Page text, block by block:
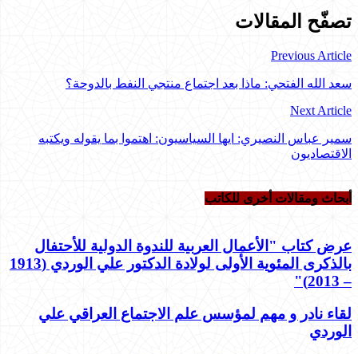
تصفّح المقالات
Previous Article
سعد الله الفتحي: ماذا بعد اجتماع منتجي النفط بالدوحة؟
Next Article
سمير عباس النصيري: ايها السياسيون: اهتموا بما يقوله ويكتبه
الاقتصاديون
أبحاث ومقالات أخرى للکاتب
عرض كتاب "الأعمال العربية للندوة الدولية للأحتفال
بالذكرى المئوية الأولى لولادة الدكتور علي الوردي (1913
– 2013)"
لقاء نادر و مهم لمؤسس علم الاجتماع العراقي علي
الوردي